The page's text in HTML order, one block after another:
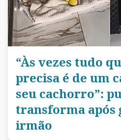
“Às vezes tudo
precisa é de um
seu cachorro”:
transforma após
irmão